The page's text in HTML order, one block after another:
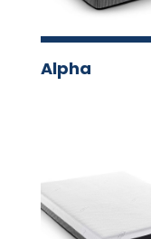
Alpha